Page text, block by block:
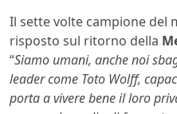
Il sette volte campione del
risposto sul ritorno della
“Siamo umani, anche noi
leader come Toto Wolff,
porta a vivere bene il loro